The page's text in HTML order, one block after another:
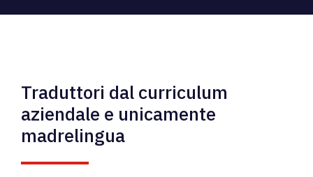
Traduttori dal curriculum
aziendale e unicamente
madrelingua